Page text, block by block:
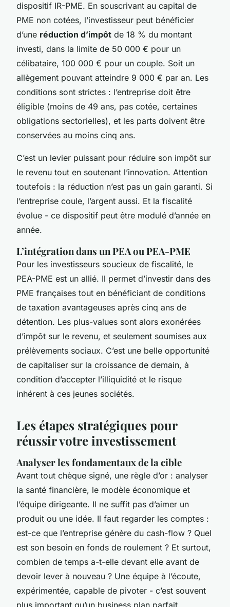
dispositif IR-PME. En souscrivant au capital de
PME non cotées, l’investisseur peut bénéficier
d’une réduction d’impôt de 18 % du montant
investi, dans la limite de 50 000 € pour un
célibataire, 100 000 € pour un couple. Soit un
allègement pouvant atteindre 9 000 € par an. Les
conditions sont strictes : l’entreprise doit être
éligible (moins de 49 ans, pas cotée, certaines
obligations sectorielles), et les parts doivent être
conservées au moins cinq ans.
C’est un levier puissant pour réduire son impôt sur
le revenu tout en soutenant l’innovation. Attention
toutefois : la réduction n’est pas un gain garanti. Si
l’entreprise coule, l’argent aussi. Et la fiscalité
évolue - ce dispositif peut être modulé d’année en
année.
L’intégration dans un PEA ou PEA-PME
Pour les investisseurs soucieux de fiscalité, le
PEA-PME est un allié. Il permet d’investir dans des
PME françaises tout en bénéficiant de conditions
de taxation avantageuses après cinq ans de
détention. Les plus-values sont alors exonérées
d’impôt sur le revenu, et seulement soumises aux
prélèvements sociaux. C’est une belle opportunité
de capitaliser sur la croissance de demain, à
condition d’accepter l’illiquidité et le risque
inhérent à ces jeunes sociétés.
Les étapes stratégiques pour
réussir votre investissement
Analyser les fondamentaux de la cible
Avant tout chèque signé, une règle d’or : analyser
la santé financière, le modèle économique et
l’équipe dirigeante. Il ne suffit pas d’aimer un
produit ou une idée. Il faut regarder les comptes :
est-ce que l’entreprise génère du cash-flow ? Quel
est son besoin en fonds de roulement ? Et surtout,
combien de temps a-t-elle devant elle avant de
devoir lever à nouveau ? Une équipe à l’écoute,
expérimentée, capable de pivoter - c’est souvent